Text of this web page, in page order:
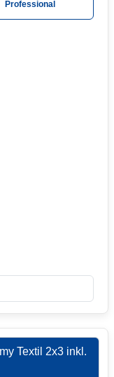
Express-Hotline
Darüber hinaus
für Ihre
Express- oder
Professional
Textil 2x3 inkl.